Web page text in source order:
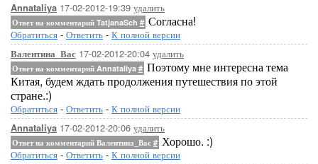
Annataliya 17-02-2012-19:39 удалить
Ответ на комментарий TatjanaSch # Согласна!
Обратиться - Ответить - К полной версии
Валентина_Вас 17-02-2012-20:04 удалить
Ответ на комментарий Annataliya # Поэтому мне интересна тема
Китая, будем ждать продолжения путешествия по этой
стране.:)
Обратиться - Ответить - К полной версии
Annataliya 17-02-2012-20:06 удалить
Ответ на комментарий Валентина_Вас # Хорошо. :)
Обратиться - Ответить - К полной версии